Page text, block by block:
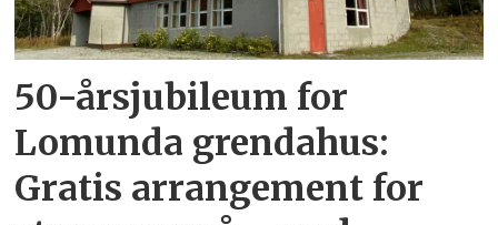
50-årsjubileum for
Lomunda grendahus:
Gratis arrangement for